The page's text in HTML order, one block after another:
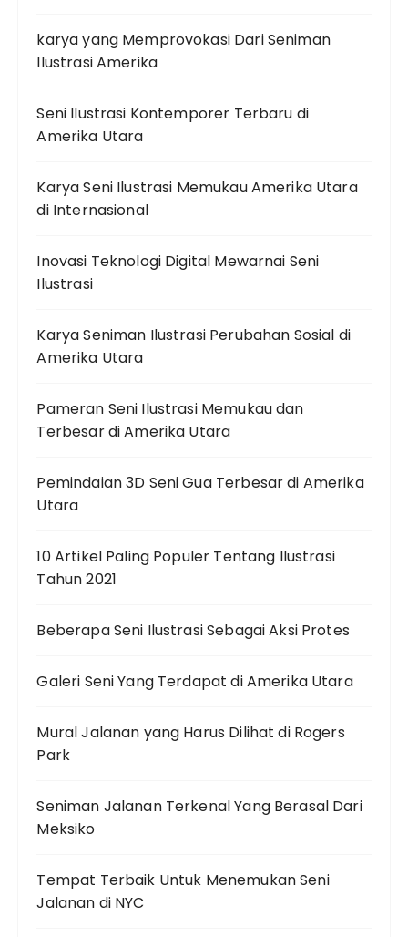
karya yang Memprovokasi Dari Seniman
Ilustrasi Amerika
Seni Ilustrasi Kontemporer Terbaru di
Amerika Utara
Karya Seni Ilustrasi Memukau Amerika Utara
di Internasional
Inovasi Teknologi Digital Mewarnai Seni
Ilustrasi
Karya Seniman Ilustrasi Perubahan Sosial di
Amerika Utara
Pameran Seni Ilustrasi Memukau dan
Terbesar di Amerika Utara
Pemindaian 3D Seni Gua Terbesar di Amerika
Utara
10 Artikel Paling Populer Tentang Ilustrasi
Tahun 2021
Beberapa Seni Ilustrasi Sebagai Aksi Protes
Galeri Seni Yang Terdapat di Amerika Utara
Mural Jalanan yang Harus Dilihat di Rogers
Park
Seniman Jalanan Terkenal Yang Berasal Dari
Meksiko
Tempat Terbaik Untuk Menemukan Seni
Jalanan di NYC